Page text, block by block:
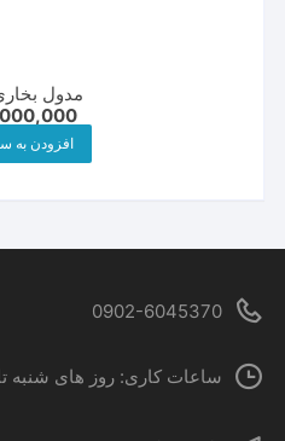
مدول
افزودن به
0902-6045370
ساعات کاری: روز های شنبه تا